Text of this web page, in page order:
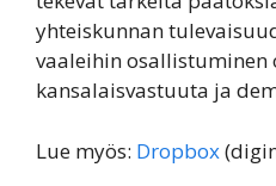
yhteiskunnan
vaaleihin osallistuminen
kansalaisvastuuta ja
Lue myös: Dropbox